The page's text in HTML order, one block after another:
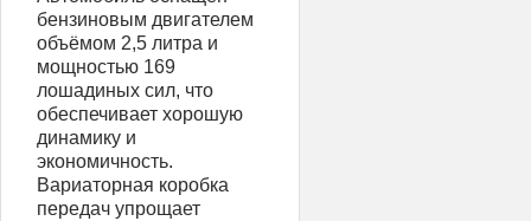
бензиновым двигателем
объёмом 2,5 литра и
мощностью 169
лошадиных сил, что
обеспечивает хорошую
динамику и
экономичность.
Вариаторная коробка
передач упрощает